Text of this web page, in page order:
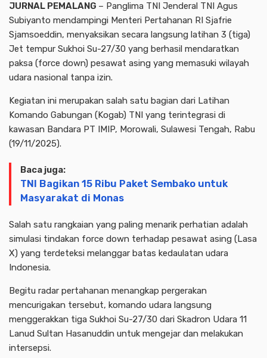
JURNAL PEMALANG – Panglima TNI Jenderal TNI Agus
Subiyanto mendampingi Menteri Pertahanan RI Sjafrie
Sjamsoeddin, menyaksikan secara langsung latihan 3 (tiga)
Jet tempur Sukhoi Su-27/30 yang berhasil mendaratkan
paksa (force down) pesawat asing yang memasuki wilayah
udara nasional tanpa izin.
Kegiatan ini merupakan salah satu bagian dari Latihan
Komando Gabungan (Kogab) TNI yang terintegrasi di
kawasan Bandara PT IMIP, Morowali, Sulawesi Tengah, Rabu
(19/11/2025).
Baca juga:
TNI Bagikan 15 Ribu Paket Sembako untuk
Masyarakat di Monas
Salah satu rangkaian yang paling menarik perhatian adalah
simulasi tindakan force down terhadap pesawat asing (Lasa
X) yang terdeteksi melanggar batas kedaulatan udara
Indonesia.
Begitu radar pertahanan menangkap pergerakan
mencurigakan tersebut, komando udara langsung
menggerakkan tiga Sukhoi Su-27/30 dari Skadron Udara 11
Lanud Sultan Hasanuddin untuk mengejar dan melakukan
intersepsi.